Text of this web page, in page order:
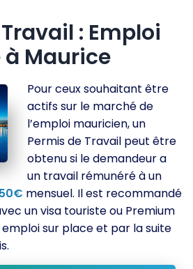
: Emploi
à Maurice
Pour ceux souhaitant être
actifs sur le marché de
l’emploi mauricien, un
Permis de Travail peut être
obtenu si le demandeur a
un travail rémunéré à un
mensuel. Il est recommandé
un visa touriste ou Premium
sur place et par la suite